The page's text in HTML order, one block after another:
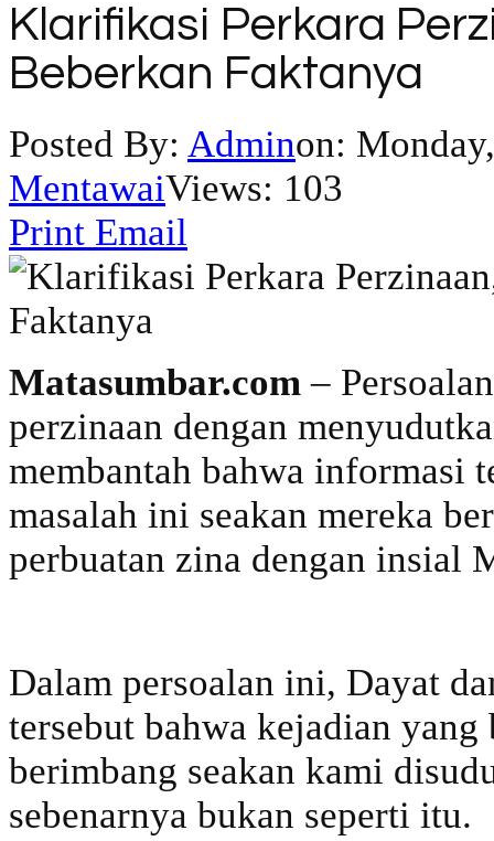
Klarifikasi Perkara
Beberkan Faktanya
Posted By: Adminon:
MentawaiViews: 103
Print Email
Matasumbar.com –
perzinaan dengan
membantah bahwa informasi
masalah ini seakan mereka
perbuatan zina dengan insial
Dalam persoalan ini, Dayat
tersebut bahwa kejadian
berimbang seakan kami
sebenarnya bukan seperti itu.